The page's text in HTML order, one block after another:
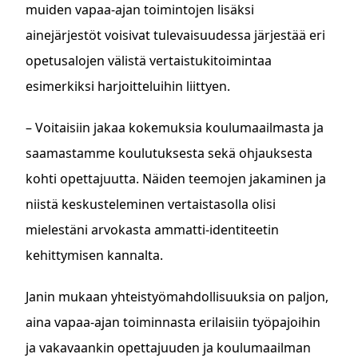
muiden vapaa-ajan toimintojen lisäksi
ainejärjestöt voisivat tulevaisuudessa järjestää eri
opetusalojen välistä vertaistukitoimintaa
esimerkiksi harjoitteluihin liittyen.
– Voitaisiin jakaa kokemuksia koulumaailmasta ja
saamastamme koulutuksesta sekä ohjauksesta
kohti opettajuutta. Näiden teemojen jakaminen ja
niistä keskusteleminen vertaistasolla olisi
mielestäni arvokasta ammatti-identiteetin
kehittymisen kannalta.
Janin mukaan yhteistyömahdollisuuksia on paljon,
aina vapaa-ajan toiminnasta erilaisiin työpajoihin
ja vakavaankin opettajuuden ja koulumaailman